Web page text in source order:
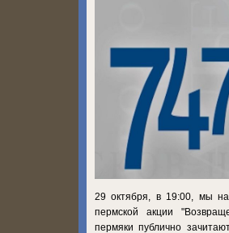
29 октября, в 19:00, мы
пермской акции
пермяки публично